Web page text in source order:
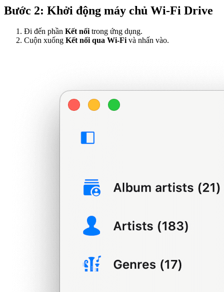
Bước 2: Khởi động máy chủ Wi-Fi Drive
Đi đến phần Kết nốitrong ứng dụng.
Cuộn xuống Kết nối qua Wi-Fivà nhấn vào.